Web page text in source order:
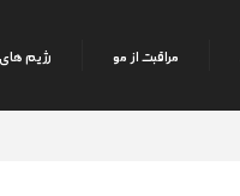
مراقبت از مو رژیم